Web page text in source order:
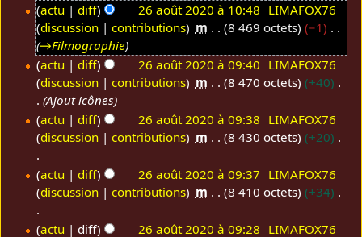
actu diff 26 août 2020 à 10:48 LIMAFOX76
discussion
contributions m 8 469 octets
−1
→Filmographie
actu
diff 26 août 2020 à 09:40 LIMAFOX76
discussion
contributions m 8 470 octets
+40
Ajout icônes
actu
diff 26 août 2020 à 09:38 LIMAFOX76
discussion
contributions m 8 430 octets +20
A
u
u
actu diff 26 août 2020 à 09:37 LIMAFOX76
discussion
contributions m 8 410 octets +34
Aactu diff 26 août 2020 à 09:28 LIMAFOX76